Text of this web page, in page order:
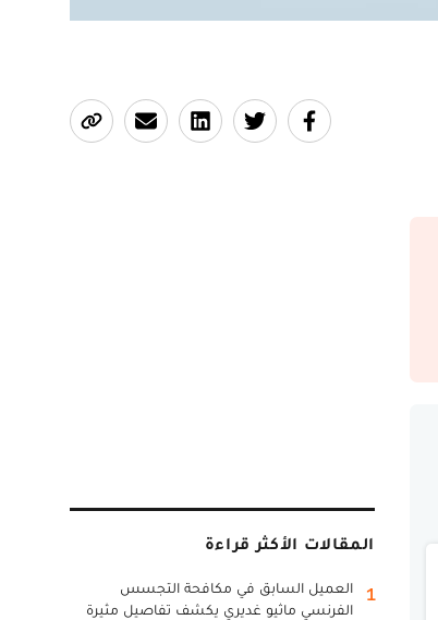
المقالات الأكثر قراءة
1
العميل السابق في مكافحة التجسس
الفرنسي ماثيو غديري يكشف تفاصيل مثيرة